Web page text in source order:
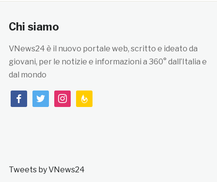
Chi siamo
VNews24 è il nuovo portale web, scritto e ideato da
giovani, per le notizie e informazioni a 360° dall’Italia e
dal mondo
facebooktwitterinstagramfeedburner
Tweets by VNews24